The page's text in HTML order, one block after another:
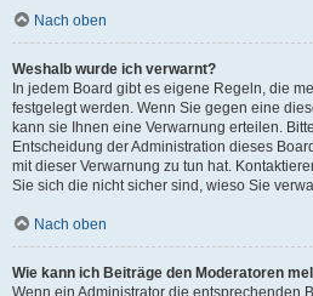
Nach oben
Weshalb wurde ich verwarnt?
In jedem Board gibt es eigene Regeln, die
festgelegt werden. Wenn Sie gegen eine
kann sie Ihnen eine Verwarnung erteilen.
Entscheidung der Administration dieses
mit dieser Verwarnung zu tun hat.
Sie sich die nicht sicher sind, wieso Sie
Nach oben
Wie kann ich Beiträge den Moderatoren
Wenn ein Administrator die entsprechenden